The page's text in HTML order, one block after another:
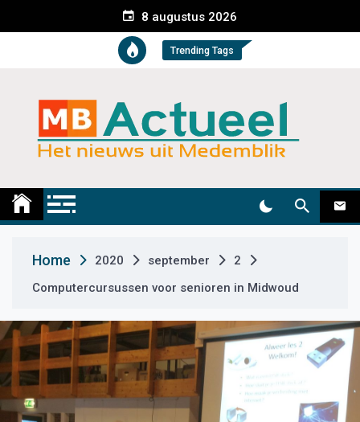
e
t
8 augustus 2026
Trending Tags
Medemblik Actueel
Home 2020 september
2
Computercursussen voor senioren in Midwoud